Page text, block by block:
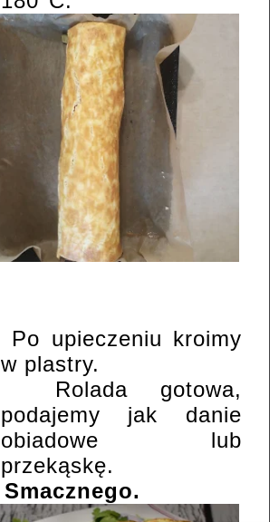
Po upieczeniu kroimy
w plastry.
Rolada gotowa,
podajemy jak danie
obiadowe lub
przekąskę.
Smacznego.